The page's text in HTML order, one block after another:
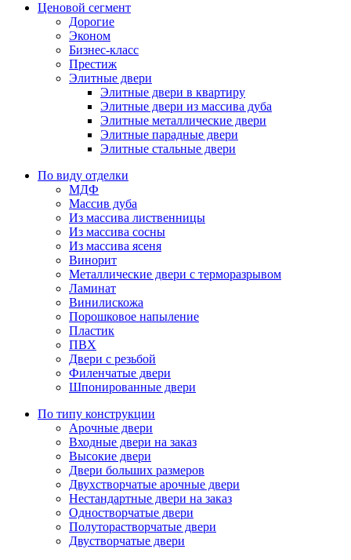
Ценовой сегмент
Дорогие
Эконом
Бизнес-класс
Престиж
Элитные двери
Элитные двери в квартиру
Элитные двери из массива дуба
Элитные металлические двери
Элитные парадные двери
Элитные стальные двери
По виду отделки
МДФ
Массив дуба
Из массива лиственницы
Из массива сосны
Из массива ясеня
Винорит
Металлические двери с терморазрывом
Ламинат
Винилискожа
Порошковое напыление
Пластик
ПВХ
Двери с резьбой
Филенчатые двери
Шпонированные двери
По типу конструкции
Арочные двери
Входные двери на заказ
Высокие двери
Двери больших размеров
Двухстворчатые арочные двери
Нестандартные двери на заказ
Одностворчатые двери
Полуторастворчатые двери
Двустворчатые двери